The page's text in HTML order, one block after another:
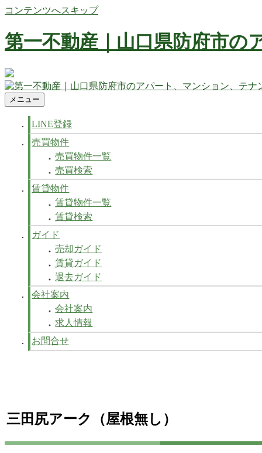
コンテンツへスキップ
第一不動産｜山口県防府市の
防府市の不動産 賃貸、マンション、アパート、テナントなど
第一不動産｜山口県防府市のアパート、マンション、テナン
防府市の不動産 賃貸、マンション、アパート、テナントなど
メニュー
LINE登録
売買物件
売買物件一覧
売買検索
賃貸物件
賃貸物件一覧
賃貸検索
ガイド
売却ガイド
賃貸ガイド
退去ガイド
会社案内
会社案内
求人情報
お問合せ
三田尻アーク（屋根無し）